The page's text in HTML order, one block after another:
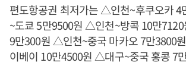
편도항공권 최저가는 △인천~후쿠오카
~도쿄 5만9500원 △인천~방콕 10만
9만300원 △인천~중국 마카오 7만3800
이베이 10만4500원 △대구~중국 홍콩 7